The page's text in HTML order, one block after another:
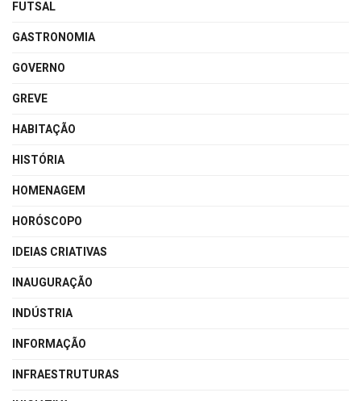
FUTSAL
GASTRONOMIA
GOVERNO
GREVE
HABITAÇÃO
HISTÓRIA
HOMENAGEM
HORÓSCOPO
IDEIAS CRIATIVAS
INAUGURAÇÃO
INDÚSTRIA
INFORMAÇÃO
INFRAESTRUTURAS